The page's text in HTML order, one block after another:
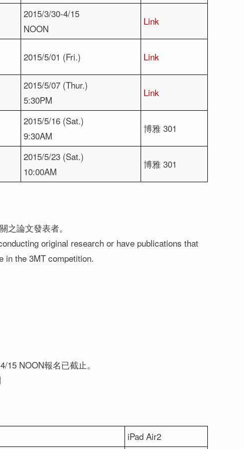
2015/3/30-4/15
NOON
Link
2015/5/01 (Fri.) Link
2015/5/07 (Thur.)
5:30PM
Link
2015/5/16 (Sat.)
9:30AM
博雅 301
2015/5/23 (Sat.)
10:00AM
博雅 301
之論文發表者。
original research or have publications that
in the 3MT competition.
NOON報名已截止。
iPad Air2